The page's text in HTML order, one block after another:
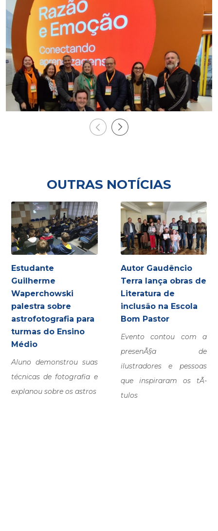
OUTRAS NOTÍCIAS
Estudante
Guilherme
Waperchowski
palestra sobre
astrofotografia para
turmas do Ensino
Médio
Aluno demonstrou suas
técnicas de fotografia e
explanou sobre os astros
Autor Gaudêncio
Terra lança obras de
Literatura de
inclusão na Escola
Bom Pastor
Evento contou com a
presenÃ§a de
ilustradores e pessoas
que inspiraram os tÃ­
tulos